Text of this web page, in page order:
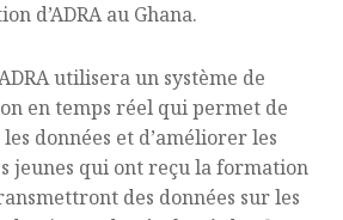
d’ADRA au Ghana.
utilisera un système de
en temps réel qui permet de
données et d’améliorer les
jeunes qui ont reçu la formation
des données sur les